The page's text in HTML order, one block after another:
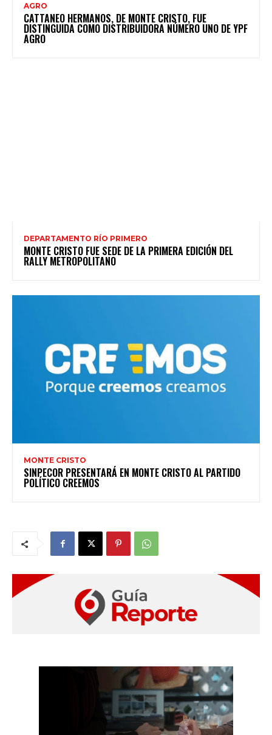
AGRO
CATTANEO HERMANOS, DE MONTE CRISTO, FUE
DISTINGUIDA COMO DISTRIBUIDORA NÚMERO UNO DE YPF
AGRO
DEPARTAMENTO RÍO PRIMERO
MONTE CRISTO FUE SEDE DE LA PRIMERA EDICIÓN DEL
RALLY METROPOLITANO
MONTE CRISTO
SINPECOR PRESENTARÁ EN MONTE CRISTO AL PARTIDO
POLÍTICO CREEMOS